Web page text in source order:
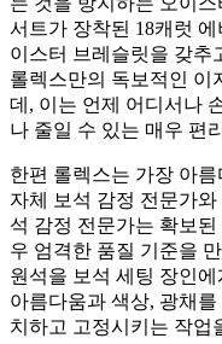
서트가 장착된 18캐럿
이스터 브레슬릿을 갖추
롤렉스만의 독보적인 이
데, 이는 언제 어디서나
나 줄일 수 있는 매우 편
한편 롤렉스는 가장 아
자체 보석 감정 전문가
석 감정 전문가는 확보
우 엄격한 품질 기준을
원석을 보석 세팅 장인
아름다움과 색상, 광채
치하고 고정시키는 작업